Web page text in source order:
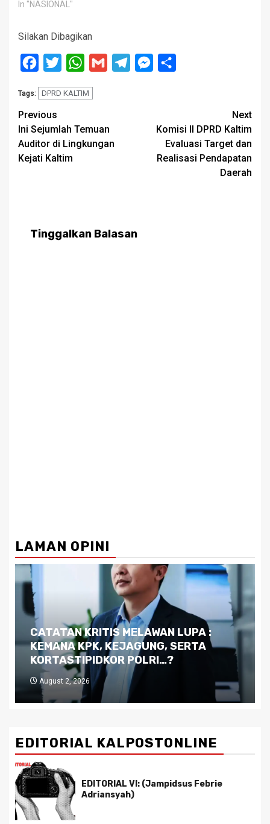
In "NASIONAL"
Silakan Dibagikan
Facebook
Twitter WhatsApp
Gmail TelegramMessenger
Tags: DPRD KALTIM
Post
navigation
Previous
Ini Sejumlah Temuan
Auditor di Lingkungan
Kejati Kaltim
Next
Komisi II DPRD Kaltim
Evaluasi Target dan
Realisasi Pendapatan
Daerah
Tinggalkan Balasan
LAMAN OPINI
Dilema Kaltim di Tengah Krisis:
Kutukan Sumber Daya Alam dan
Pemimpin yang Tak Kreatif
July 29, 2026
EDITORIAL KALPOSTONLINE
EDITORIAL VI: (Jampidsus Febrie
Adriansyah)